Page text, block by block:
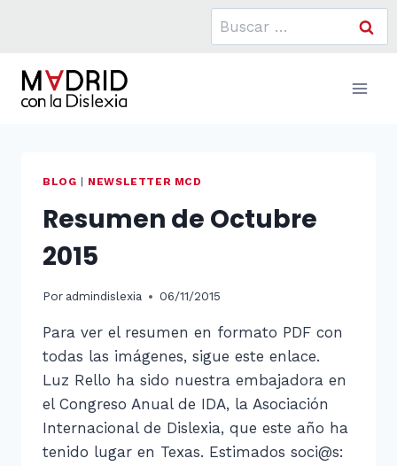
Buscar:
BLOG NEWSLETTER MCD
Resumen de Octubre
2015
Por admindislexia 06/11/2015
Para ver el resumen en formato PDF con
todas las imágenes, sigue este enlace.
Luz Rello ha sido nuestra embajadora en
el Congreso Anual de IDA, la Asociación
Internacional de Dislexia, que este año ha
tenido lugar en Texas. Estimados soci@s: